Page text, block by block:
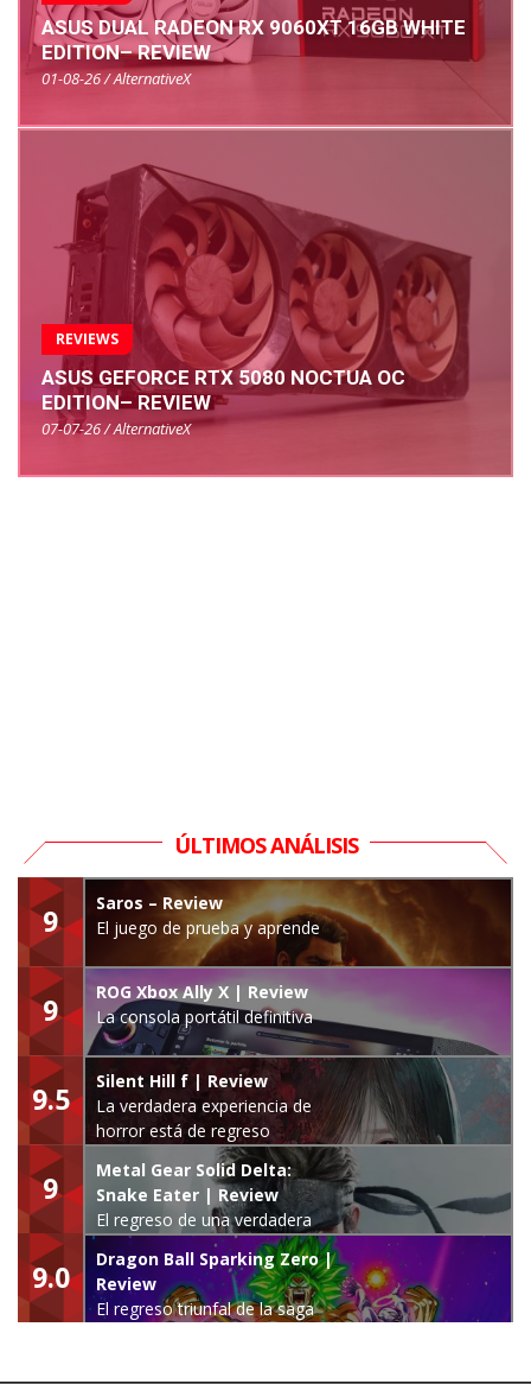
ASUS DUAL RADEON RX 9060XT 16GB WHITE
EDITION– REVIEW
01-08-26 / AlternativeX
REVIEWS
ASUS GEFORCE RTX 5080 NOCTUA OC
EDITION– REVIEW
07-07-26 / AlternativeX
ÚLTIMOS ANÁLISIS
9
Saros – Review
El juego de prueba y aprende
9
ROG Xbox Ally X | Review
La consola portátil definitiva
9.5
Silent Hill f | Review
La verdadera experiencia de
horror está de regreso
9
Metal Gear Solid Delta:
Snake Eater | Review
El regreso de una verdadera
leyenda
9.0
Dragon Ball Sparking Zero |
Review
El regreso triunfal de la saga